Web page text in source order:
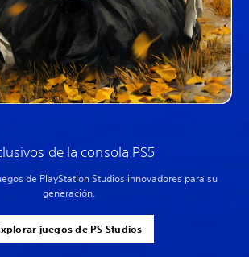
de la consola PS5
de PlayStation Studios innovadores para su
generación.
juegos de PS Studios